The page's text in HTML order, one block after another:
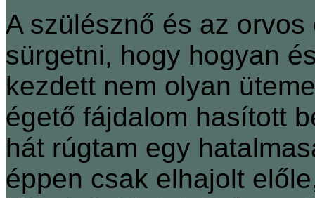
A szülésznő és az
sürgetni, hogy hogyan
kezdett nem olyan
égető fájdalom hasított
hát rúgtam egy
éppen csak elhajolt